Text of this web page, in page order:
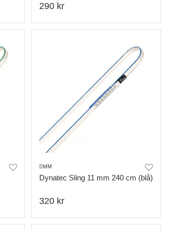
290 kr
DMM
Dynatec Sling 11 mm 240 cm (blå)
320 kr